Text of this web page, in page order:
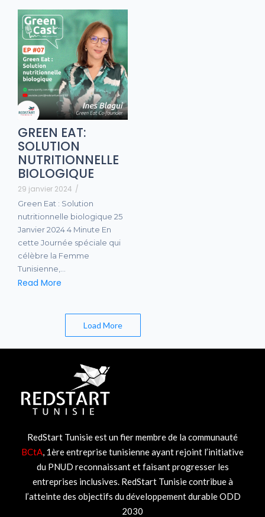
GREEN EAT:
SOLUTION
NUTRITIONNELLE
BIOLOGIQUE
29 janvier 2024 /
Green Eat : Solution
nutritionnelle biologique 25
Janvier 2024 4 Minute En
cette Journée spéciale qui
célèbre la Femme
Tunisienne,…
Read More
Load More
RedStart Tunisie est un fier membre de la communauté
BCtA, 1ère entreprise tunisienne ayant rejoint l’initiative
du PNUD reconnaissant et faisant progresser les
entreprises inclusives. RedStart Tunisie contribue à
l’atteinte des objectifs du développement durable ODD
2030